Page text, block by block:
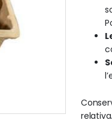
relativa.